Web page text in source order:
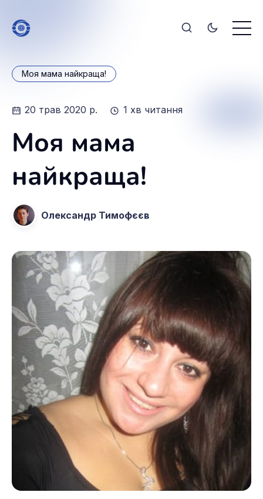
Моя мама найкраща!
20 трав 2020 р. 1 хв читання
Моя мама
найкраща!
Олександр Тимофєєв